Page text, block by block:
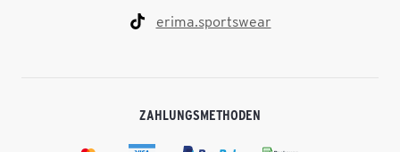
erima.sportswear
ZAHLUNGSMETHODEN